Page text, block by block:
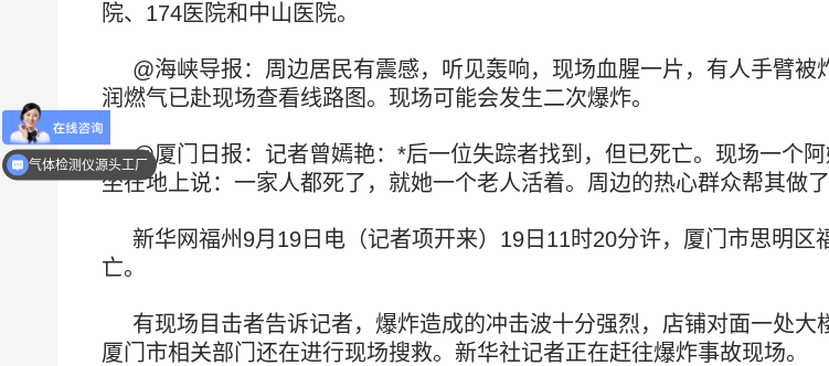
院、174医院和中山医院。
@海峡导报：周边居民有震感，听见轰响，现场血腥一片，有人手臂
润燃气已赴现场查看线路图。现场可能会发生二次爆炸。
@厦门日报：记者曾嫣艳：*后一位失踪者找到，但已死亡。现场一个
坐在地上说：一家人都死了，就她一个老人活着。周边的热心群众帮其做了
新华网福州9月19日电（记者项开来）19日11时20分许，厦门市思明
亡。
有现场目击者告诉记者，爆炸造成的冲击波十分强烈，店铺对面一处大
厦门市相关部门还在进行现场搜救。新华社记者正在赶往爆炸事故现场。
气体检测仪源头工厂
一对一技术咨询电话075529992681